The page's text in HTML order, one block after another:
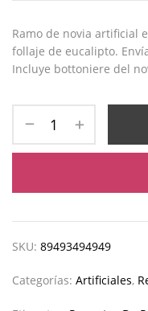
Ramo de novia artificial
follaje de eucalipto.
Incluye bottoniere del
SKU: 89493494949
Categorías: Artificiales,